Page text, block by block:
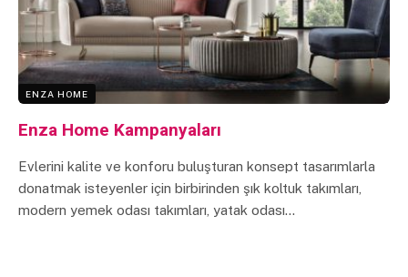
ENZA HOME
Enza Home Kampanyaları
Evlerini kalite ve konforu buluşturan konsept tasarımlarla
donatmak isteyenler için birbirinden şık koltuk takımları,
modern yemek odası takımları, yatak odası…